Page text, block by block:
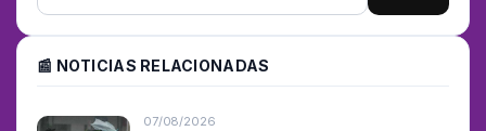
📰 NOTICIAS RELACIONADAS
07/08/2026